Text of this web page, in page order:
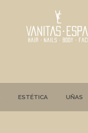
ESTÉTICA UÑAS